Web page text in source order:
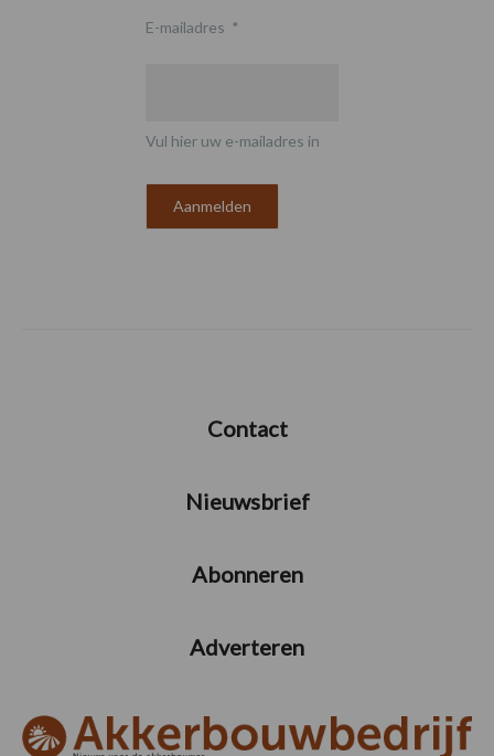
E-mailadres *
Vul hier uw e-mailadres in
Contact
Nieuwsbrief
Abonneren
Adverteren